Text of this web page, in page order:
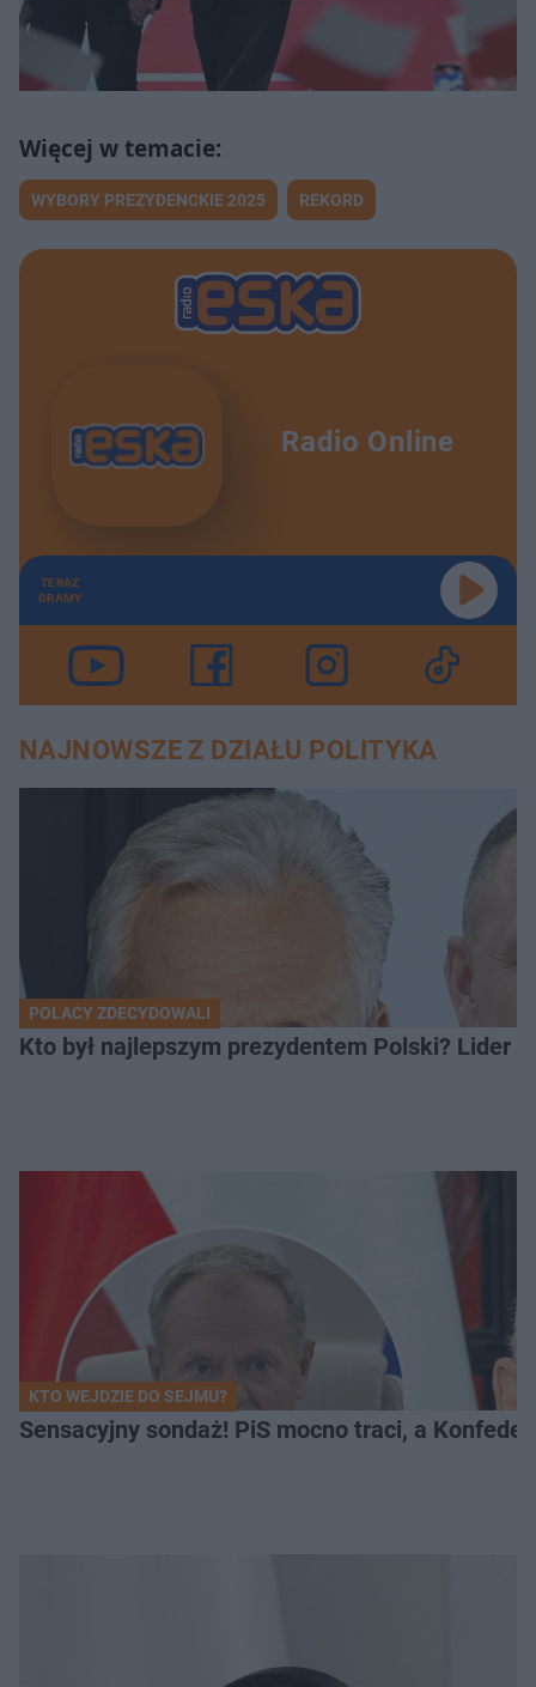
WYBORY PREZYDENCKIE 2025 REKORD
Radio Online
TERAZ
GRAMY
NAJNOWSZE Z DZIAŁU POLITYKA
POLACY ZDECYDOWALI
Kto był najlepszym prezydentem Polski? Lider
KTO WEJDZIE DO SEJMU?
Sensacyjny sondaż! PiS mocno traci, a